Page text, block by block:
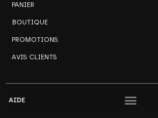
PANIER
BOUTIQUE
PROMOTIONS
AVIS CLIENTS
AIDE